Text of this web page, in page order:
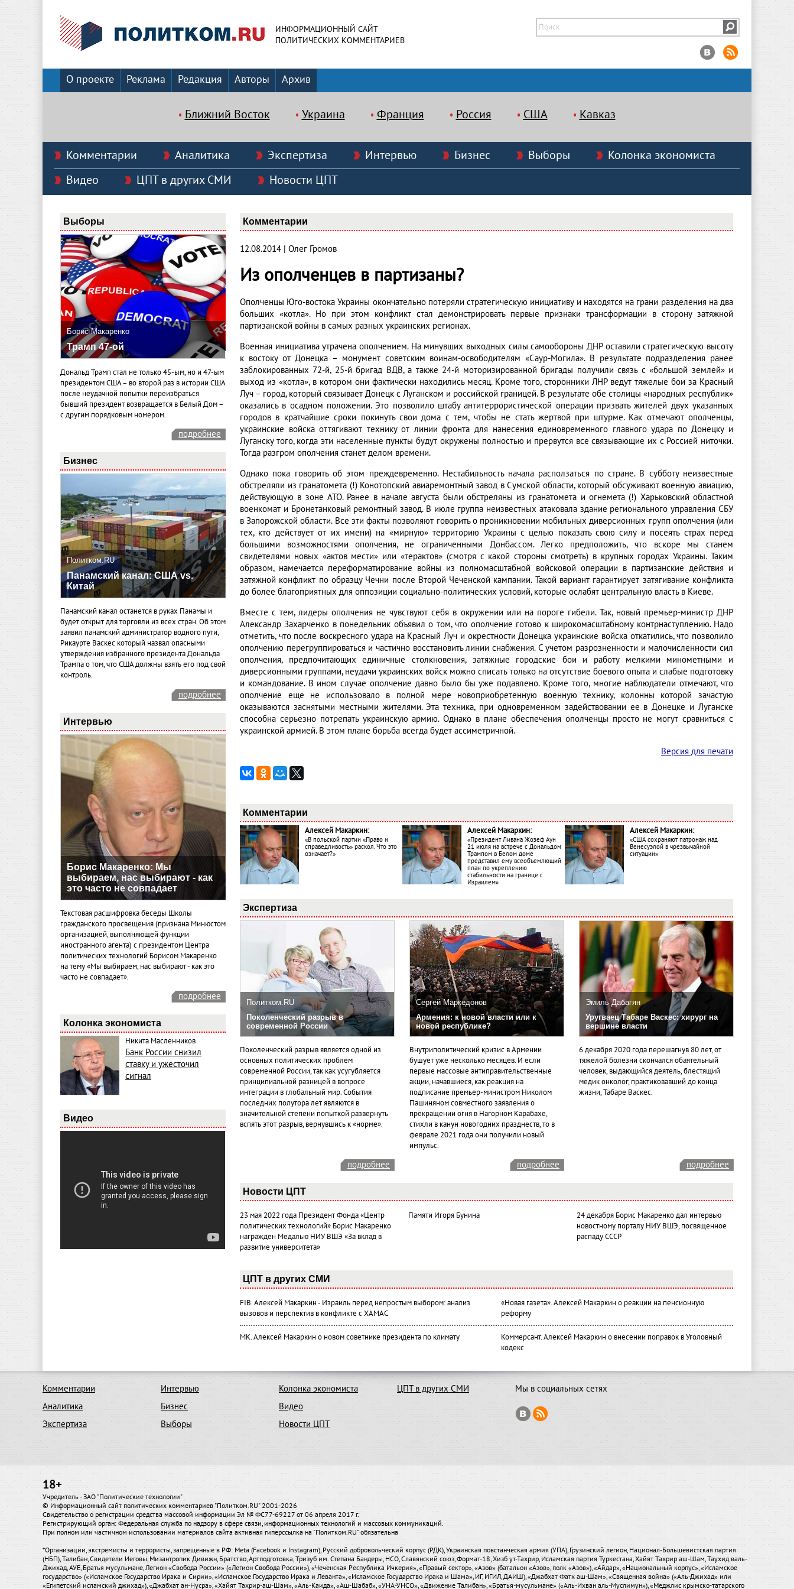
ИНФОРМАЦИОННЫЙ САЙТ
ПОЛИТИЧЕСКИХ КОММЕНТАРИЕВ
О проекте Реклама Редакция Авторы Архив
Ближний Восток Украина Франция Россия США Кавказ
Комментарии Аналитика Экспертиза Интервью Бизнес Выборы
Колонка экономиста
Видео
ЦПТ в других СМИ Новости ЦПТ
Выборы
Борис Макаренко
Трамп 47-ой
Дональд Трамп стал не только 45-ым, но и 47-ым
президентом США – во второй раз в истории США
после неудачной попытки переизбраться
бывший президент возвращается в Белый Дом –
с другим порядковым номером.
подробнее
Бизнес
Политком.RU
Панамский канал: США vs.
Китай
Панамский канал останется в руках Панамы и
будет открыт для торговли из всех стран. Об этом
заявил панамский администратор водного пути,
Рикаурте Васкес который назвал опасными
утверждения избранного президента Дональда
Трампа о том, что США должны взять его под свой
контроль.
подробнее
Интервью
Борис Макаренко: Мы
выбираем, нас выбирают - как
это часто не совпадает
Текстовая расшифровка беседы Школы
гражданского просвещения (признана Минюстом
организацией, выполняющей функции
иностранного агента) с президентом Центра
политических технологий Борисом Макаренко
на тему «Мы выбираем, нас выбирают - как это
часто не совпадает».
подробнее
Колонка экономиста
Никита Масленников
Банк России снизил
ставку и ужесточил
сигнал
Видео
Комментарии
12.08.2014 | Олег Громов
Из ополченцев в партизаны?
Ополченцы Юго-востока Украины окончательно потеряли стратегическую инициативу и находятся на грани разделения на два
больших «котла». Но при этом конфликт стал демонстрировать первые признаки трансформации в сторону затяжной
партизанской войны в самых разных украинских регионах.
Военная инициатива утрачена ополчением. На минувших выходных силы самообороны ДНР оставили стратегическую высоту
к востоку от Донецка – монумент советским воинам-освободителям «Саур-Могила». В результате подразделения ранее
заблокированных 72-й, 25-й бригад ВДВ, а также 24-й моторизированной бригады получили связь с «большой землей» и
выход из «котла», в котором они фактически находились месяц. Кроме того, сторонники ЛНР ведут тяжелые бои за Красный
Луч – город, который связывает Донецк с Луганском и российской границей. В результате обе столицы «народных республик»
оказались в осадном положении. Это позволило штабу антитеррористической операции призвать жителей двух указанных
городов в кратчайшие сроки покинуть свои дома с тем, чтобы не стать жертвой при штурме. Как отмечают ополченцы,
украинские войска оттягивают технику от линии фронта для нанесения единовременного главного удара по Донецку и
Луганску того, когда эти населенные пункты будут окружены полностью и прервутся все связывающие их с Россией ниточки.
Тогда разгром ополчения станет делом времени.
Однако пока говорить об этом преждевременно. Нестабильность начала расползаться по стране. В субботу неизвестные
обстреляли из гранатомета (!) Конотопский авиаремонтный завод в Сумской области, который обсуживают военную авиацию,
действующую в зоне АТО. Ранее в начале августа были обстреляны из гранатомета и огнемета (!) Харьковский областной
военкомат и Бронетанковый ремонтный завод. В июле группа неизвестных атаковала здание регионального управления СБУ
в Запорожской области. Все эти факты позволяют говорить о проникновении мобильных диверсионных групп ополчения (или
тех, кто действует от их имени) на «мирную» территорию Украины с целью показать свою силу и посеять страх перед
большими возможностями ополчения, не ограниченными Донбассом. Легко предположить, что вскоре мы станем
свидетелями новых «актов мести» или «терактов» (смотря с какой стороны смотреть) в крупных городах Украины. Таким
образом, намечается переформатирование войны из полномасштабной войсковой операции в партизанские действия и
затяжной конфликт по образцу Чечни после Второй Чеченской кампании. Такой вариант гарантирует затягивание конфликта
до более благоприятных для оппозиции социально-политических условий, которые ослабят центральную власть в Киеве.
Вместе с тем, лидеры ополчения не чувствуют себя в окружении или на пороге гибели. Так, новый премьер-министр ДНР
Александр Захарченко в понедельник объявил о том, что ополчение готово к широкомасштабному контрнаступлению. Надо
отметить, что после воскресного удара на Красный Луч и окрестности Донецка украинские войска откатились, что позволило
ополчению перегруппироваться и частично восстановить линии снабжения. С учетом разрозненности и малочисленности сил
ополчения, предпочитающих единичные столкновения, затяжные городские бои и работу мелкими минометными и
диверсионными группами, неудачи украинских войск можно списать только на отсутствие боевого опыта и слабые подготовку
и командование. В ином случае ополчение давно было бы уже подавлено. Кроме того, многие наблюдатели отмечают, что
ополчение еще не использовало в полной мере новоприобретенную военную технику, колонны которой зачастую
оказываются заснятыми местными жителями. Эта техника, при одновременном задействовании ее в Донецке и Луганске
способна серьезно потрепать украинскую армию. Однако в плане обеспечения ополченцы просто не могут сравниться с
украинской армией. В этом плане борьба всегда будет ассиметричной.
Версия для печати
Комментарии
Алексей Макаркин:
«В польской партии «Право и
справедливость» раскол. Что это
означает?»
Алексей Макаркин:
«Президент Ливана Жозеф Аун
21 июля на встрече с Дональдом
Трампом в Белом доме
представил ему всеобъемлющий
план по укреплению
стабильности на границе с
Израилем»
Алексей Макаркин:
«США сохраняют патронаж над
Венесуэлой в чрезвычайной
ситуации»
Экспертиза
Политком.RU
Поколенческий разрыв в
современной России
Поколенческий разрыв является одной из
основных политических проблем
современной России, так как усугубляется
принципиальной разницей в вопросе
интеграции в глобальный мир. События
последних полутора лет являются в
значительной степени попыткой развернуть
вспять этот разрыв, вернувшись к «норме».
Сергей Маркедонов
Армения: к новой власти или к
новой республике?
Внутриполитический кризис в Армении
бушует уже несколько месяцев. И если
первые массовые антиправительственные
акции, начавшиеся, как реакция на
подписание премьер-министром Николом
Пашиняном совместного заявления о
прекращении огня в Нагорном Карабахе,
стихли в канун новогодних празднеств, то в
феврале 2021 года они получили новый
импульс.
Эмиль Дабагян
Уругваец Табаре Васкес: хирург на
вершине власти
6 декабря 2020 года перешагнув 80 лет, от
тяжелой болезни скончался обаятельный
человек, выдающийся деятель, блестящий
медик онколог, практиковавший до конца
жизни, Табаре Васкес.
подробнее подробнее подробнее
Новости ЦПТ
23 мая 2022 года Президент Фонда «Центр
политических технологий» Борис Макаренко
награжден Медалью НИУ ВШЭ «За вклад в
развитие университета»
Памяти Игоря Бунина
24 декабря Борис Макаренко дал интервью
новостному порталу НИУ ВШЭ, посвященное
распаду СССР
ЦПТ в других СМИ
FIB. Алексей Макаркин - Израиль перед непростым выбором: анализ
вызовов и перспектив в конфликте с ХАМАС
«Новая газета». Алексей Макаркин о реакции на пенсионную
реформу
МК. Алексей Макаркин о новом советнике президента по климату
Коммерсант. Алексей Макаркин о внесении поправок в Уголовный
кодекс
Комментарии
Аналитика
Экспертиза
Интервью
Бизнес
Выборы
Колонка экономиста
Видео
Новости ЦПТ
ЦПТ в других СМИ Мы в социальных сетях
18+
Учредитель - ЗАО "Политические технологии"
© Информационный сайт политических комментариев "Политком.RU" 2001-2026
Свидетельство о регистрации средства массовой информации Эл № ФС77-69227 от 06 апреля 2017 г.
Регистрирующий орган: Федеральная служба по надзору в сфере связи, информационных технологий и массовых коммуникаций.
При полном или частичном использовании материалов сайта активная гиперссылка на "Политком.RU" обязательна
*Организации, экстремисты и террористы, запрещенные в РФ: Meta (Facebook и Instagram), Русский добровольческий корпус (РДК), Украинская повстанческая армия (УПА), Грузинский легион, Национал-Большевистская партия
(НБП), Талибан, Свидетели Иеговы, Мизантропик Дивижн, Братство, Артподготовка, Тризуб им. Степана Бандеры, НСО, Славянский союз, Формат-18, Хизб ут-Тахрир, Исламская партия Туркестана, Хайят Тахрир аш-Шам, Таухид валь-
Джихад, АУЕ, Братья мусульмане, Легион «Свобода России» («Легион Свобода России»), «Чеченская Республика Ичкерия», «Правый сектор», «Азов» (батальон «Азов», полк «Азов»), «Айдар», «Национальный корпус», «Исламское
государство» («Исламское Государство Ирака и Сирии», «Исламское Государство Ирака и Леванта», «Исламское Государство Ирака и Шама», ИГ, ИГИЛ, ДАИШ), «Джабхат Фатх аш-Шам», «Священная война» («Аль-Джихад» или
«Египетский исламский джихад»), «Джабхат ан-Нусра», «Хайят Тахрир-аш-Шам», «Аль-Каида», «Аш-Шабаб», «УНА-УНСО», «Движение Талибан», «Братья-мусульмане» («Аль-Ихван аль-Муслимун»), «Меджлис крымско-татарского